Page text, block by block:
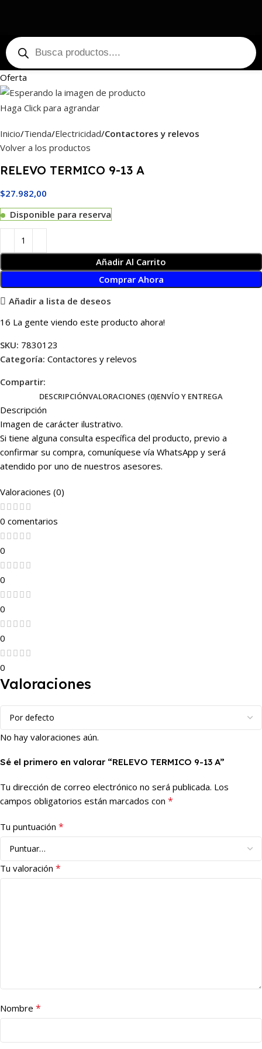
Oferta
Haga Click para agrandar
Inicio Tienda Electricidad Contactores y relevos
Volver a los productos
RELEVO TERMICO 9-13 A
$27.982,00
Disponible para reserva
Añadir Al Carrito
Comprar Ahora
Añadir a lista de deseos
16 La gente viendo este producto ahora!
SKU: 7830123
Categoría: Contactores y relevos
Compartir:
DESCRIPCIÓNVALORACIONES (0)ENVÍO Y ENTREGA
Descripción
Imagen de carácter ilustrativo.
Si tiene alguna consulta específica del producto, previo a
confirmar su compra, comuníquese vía WhatsApp y será
atendido por uno de nuestros asesores.
Valoraciones (0)
0 comentarios
0
0
0
0
0
Valoraciones
No hay valoraciones aún.
Sé el primero en valorar “RELEVO TERMICO 9-13 A”
Tu dirección de correo electrónico no será publicada. Los
campos obligatorios están marcados con *
Tu puntuación *
Tu valoración *
Nombre *